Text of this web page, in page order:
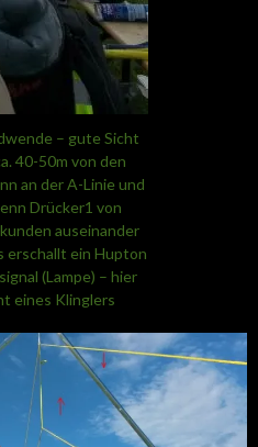
– gute Sicht
40-50m von den
an der A-Linie und
Drücker1 von
auseinander
erschallt ein Hupton
(Lampe) – hier
eines Klinglers